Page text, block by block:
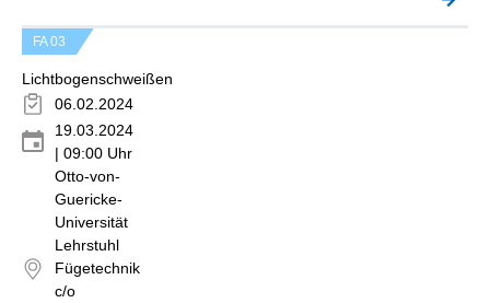
FA 03
Lichtbogenschweißen
06.02.2024
19.03.2024
| 09:00 Uhr
Otto-von-
Guericke-
Universität
Lehrstuhl
Fügetechnik
c/o